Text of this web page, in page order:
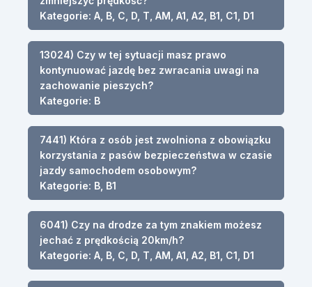
Kategorie: A, B, C, D, T, AM, A1, A2, B1, C1, D1
13024) Czy w tej sytuacji masz prawo
kontynuować jazdę bez zwracania uwagi na
zachowanie pieszych?
Kategorie: B
7441) Która z osób jest zwolniona z obowiązku
korzystania z pasów bezpieczeństwa w czasie
jazdy samochodem osobowym?
Kategorie: B, B1
6041) Czy na drodze za tym znakiem możesz
jechać z prędkością 20km/h?
Kategorie: A, B, C, D, T, AM, A1, A2, B1, C1, D1